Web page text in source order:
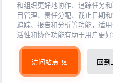
和组织更好地协作、追踪任务
目管理、责任分配、截止日期
追踪、报告和分析等功能，适
活性和协作功能有助于用户更好
访问站点 回到